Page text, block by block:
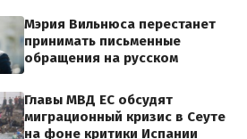
Мэрия Вильнюса перестанет
принимать письменные
обращения на русском
Главы МВД ЕС обсудят
миграционный кризис в Сеуте
на фоне критики Испании